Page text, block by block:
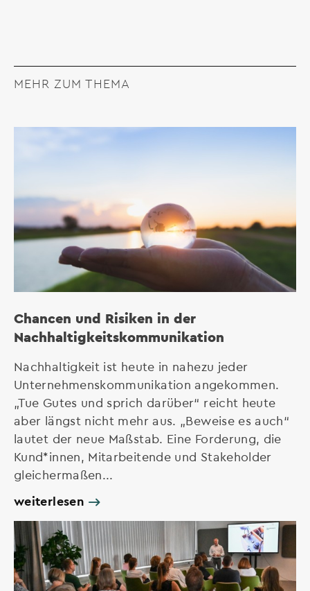
MEHR ZUM THEMA
Chancen und Risiken in der
Nachhaltigkeitskommunikation
Nachhaltigkeit ist heute in nahezu jeder
Unternehmenskommunikation angekommen.
„Tue Gutes und sprich darüber“ reicht heute
aber längst nicht mehr aus. „Beweise es auch“
lautet der neue Maßstab. Eine Forderung, die
Kund*innen, Mitarbeitende und Stakeholder
gleichermaßen...
weiterlesen